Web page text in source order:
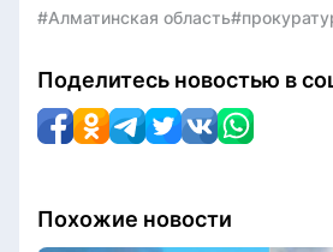
#Алматинская область
Поделитесь новостью в
Похожие новости